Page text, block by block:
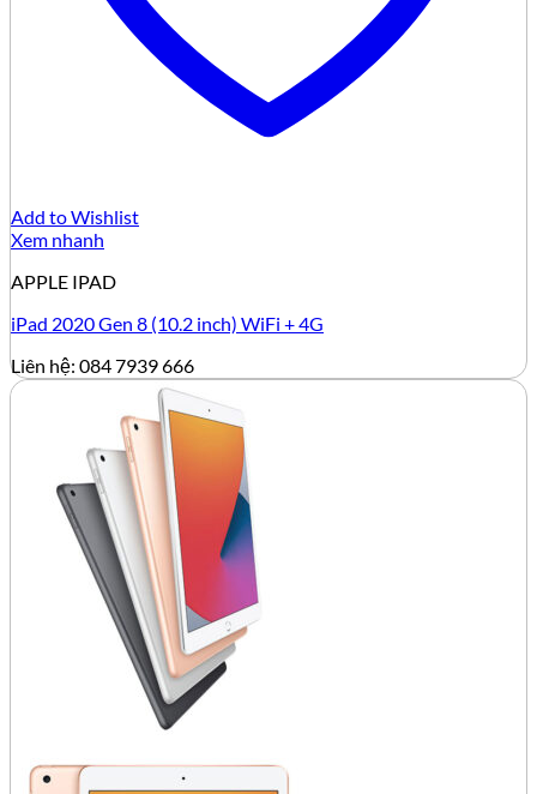
Add to Wishlist
Xem nhanh
APPLE IPAD
iPad 2020 Gen 8 (10.2 inch) WiFi + 4G
Liên hệ: 084 7939 666